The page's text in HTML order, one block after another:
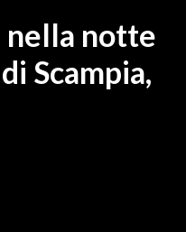
nella notte
Scampia,